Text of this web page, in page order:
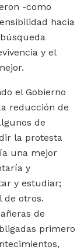
-como
hacia
y el
el Gobierno
reducción de
de
la protesta
una mejor
y
y estudiar;
de otros.
de
primero